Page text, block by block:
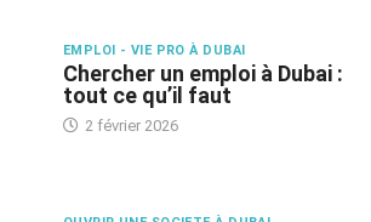
EMPLOI - VIE PRO À DUBAI
Chercher un emploi à Dubai :
tout ce qu’il faut
2 février 2026